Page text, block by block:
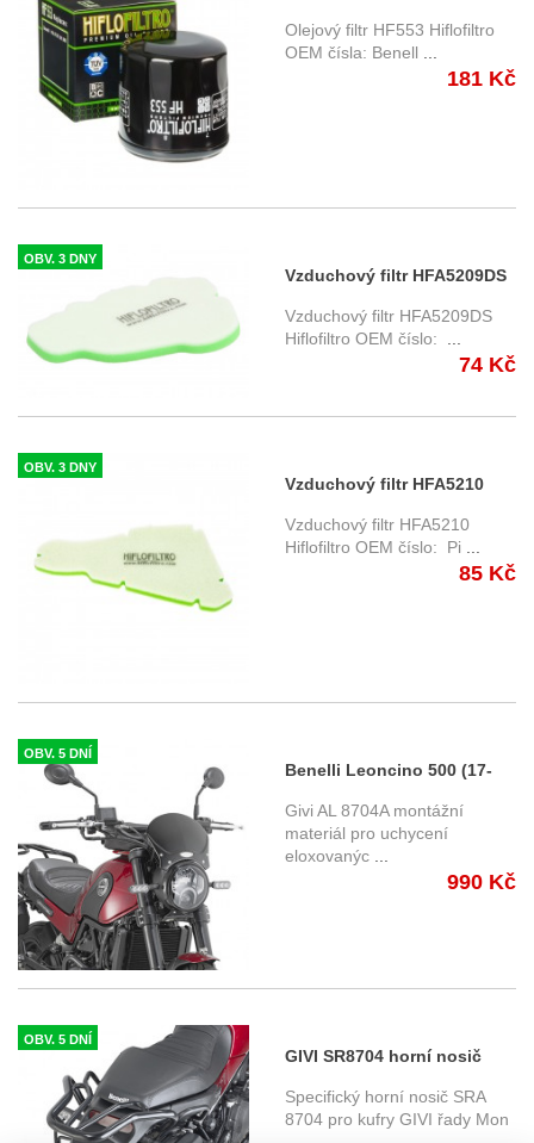
Olejový filtr HF553 Hiflofiltro
OEM čísla: Benell
181 Kč
OBV. 3 DNY
Vzduchový filtr HFA5209DS
Hiflofiltro
Vzduchový filtr HFA5209DS
Hiflofiltro OEM číslo:
74 Kč
OBV. 3 DNY
Vzduchový filtr HFA5210
Hiflofiltro
Vzduchový filtr HFA5210
Hiflofiltro OEM číslo: Pi
85 Kč
OBV. 5 DNÍ
Benelli Leoncino 500 (17-
18) - montážní kit AL8704A
pro uchycení větrných štítů
100AL, 100ALB , 140A
Givi AL 8704A montážní
materiál pro uchycení
eloxovanýc
990 Kč
OBV. 5 DNÍ
GIVI SR8704 horní nosič
Benelli Leoncino 500 (17-)
Specifický horní nosič SRA
8704 pro kufry GIVI řady Mon